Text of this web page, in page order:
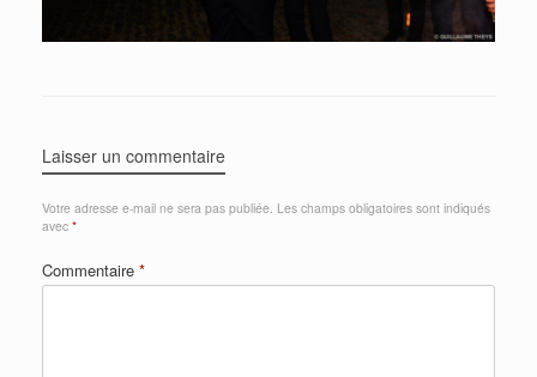
Laisser un commentaire
Votre adresse e-mail ne sera pas publiée. Les champs obligatoires sont indiqués
avec *
Commentaire *